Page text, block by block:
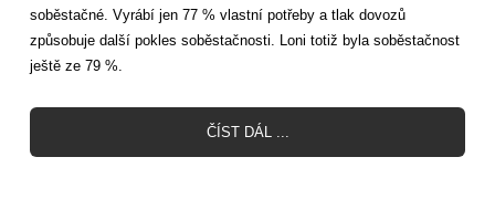
soběstačné. Vyrábí jen 77 % vlastní potřeby a tlak dovozů
způsobuje další pokles soběstačnosti. Loni totiž byla soběstačnost
ještě ze 79 %.
ČÍST DÁL ...